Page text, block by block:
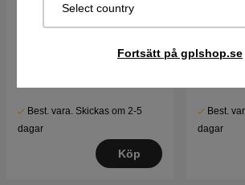
Select country
Fortsätt på gplshop.se
Best. vara. Skickas om 2-5
dagar
Köp
Best.
dagar